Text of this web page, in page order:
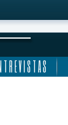
T R E V I S T A S